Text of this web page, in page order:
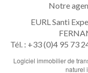
Notre
EURL Santi
Tél. : +33 (0)4 95 73
Logiciel immobilier de
naturel